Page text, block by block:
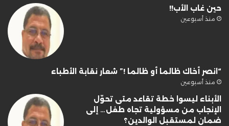
حين غاب الأب!!
منذ أسبوعين
“انصر أخاك ظالما أو ظالما !” شعار نقابة الأطباء
منذ أسبوعين
الأبناء ليسوا خطة تقاعد متى تحوّل
الإنجاب من مسؤولية تجاه طفل… إلى
ضمان لمستقبل الوالدين؟